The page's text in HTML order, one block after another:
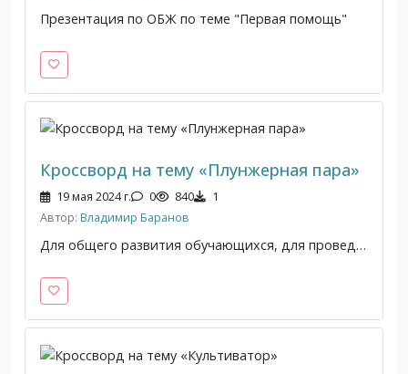
Презентация по ОБЖ по теме "Первая помощь"
Кроссворд на тему «Плунжерная пара»
19 мая 2024 г. 0 840 1
Автор: Владимир Баранов
Для общего развития обучающихся, для проведения внеклассных мероприятий, викторин, выполнения внеаудиторной самостоятельной работы.